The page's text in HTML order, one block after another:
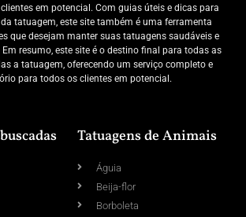
em potencial. Com guias úteis e dicas para
tatuagem, este site também é uma ferramenta
que desejam manter suas tatuagens saudáveis e
resumo, este site é o destino final para todas as
a tatuagem, oferecendo um serviço completo e
para todos os clientes em potencial.
Tatuagens de Animais
Águia
Beija-flor
Borboleta